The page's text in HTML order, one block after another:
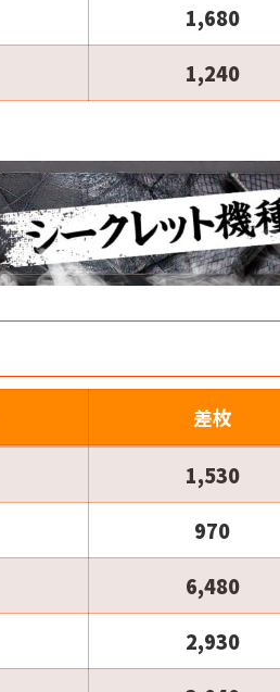
1,680
1,240
差枚
1,530
970
6,480
2,930